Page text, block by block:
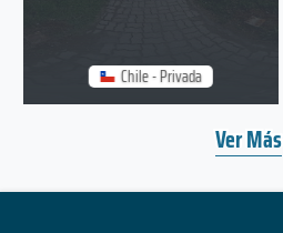
Chile - Privada
Ver Más